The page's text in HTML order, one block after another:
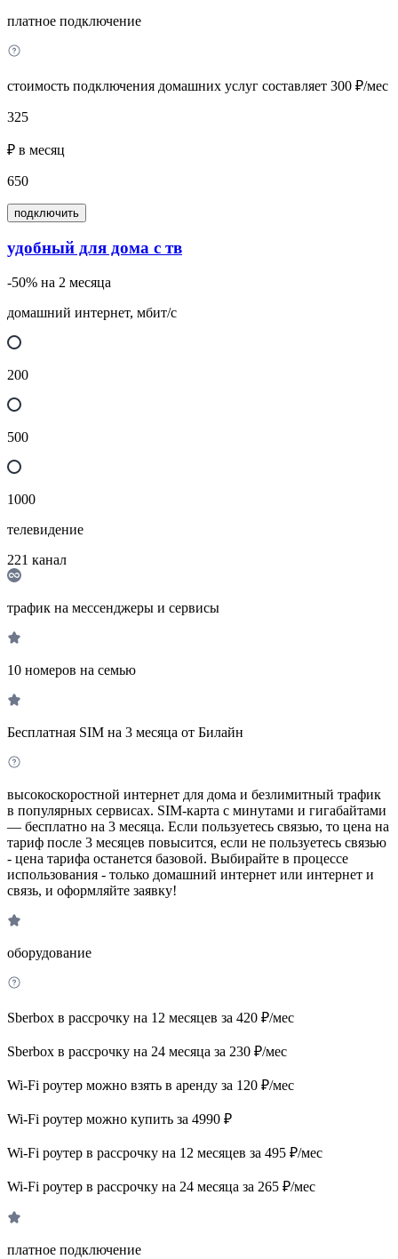
платное подключение
стоимость подключения домашних услуг составляет 300 ₽/мес
325
₽ в месяц
650
подключить
удобный для дома с тв
-50% на 2 месяца
домашний интернет, мбит/с
200
500
1000
телевидение
221 канал
трафик на мессенджеры и сервисы
10 номеров на семью
Бесплатная SIM на 3 месяца от Билайн
высокоскоростной интернет для дома и безлимитный трафик
в популярных сервисах. SIM-карта с минутами и гигабайтами
— бесплатно на 3 месяца. Если пользуетесь связью, то цена на
тариф после 3 месяцев повысится, если не пользуетесь связью
- цена тарифа останется базовой. Выбирайте в процессе
использования - только домашний интернет или интернет и
связь, и оформляйте заявку!
оборудование
Sberbox в рассрочку на 12 месяцев за 420 ₽/мес
Sberbox в рассрочку на 24 месяца за 230 ₽/мес
Wi-Fi роутер можно взять в аренду за 120 ₽/мес
Wi-Fi роутер можно купить за 4990 ₽
Wi-Fi роутер в рассрочку на 12 месяцев за 495 ₽/мес
Wi-Fi роутер в рассрочку на 24 месяца за 265 ₽/мес
платное подключение